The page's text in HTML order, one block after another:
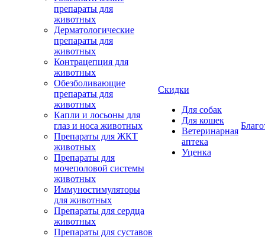
препараты для
животных
Дерматологические
препараты для
животных
Контрацепция для
животных
Обезболивающие
препараты для
животных
Капли и лосьоны для
глаз и носа животных
Препараты для ЖКТ
животных
Препараты для
мочеполовой системы
животных
Иммуностимуляторы
для животных
Препараты для сердца
животных
Препараты для суставов
Скидки
Для собак
Для кошек
Ветеринарная
аптека
Уценка